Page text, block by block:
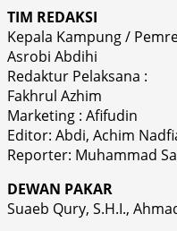
TIM REDAKSI
Kepala Kampung /
Asrobi Abdihi
Redaktur Pelaksana :
Fakhrul Azhim
Marketing : Afifudin
Editor: Abdi, Achim
Reporter: Muhammad
DEWAN PAKAR
Suaeb Qury, S.H.I.,